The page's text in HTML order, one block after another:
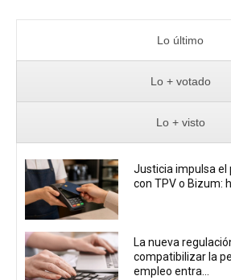
Lo último
Lo + votado
Lo + visto
Justicia impulsa el
con TPV o Bizum:
La nueva
compatibilizar la
empleo entra...